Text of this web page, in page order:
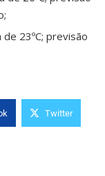
de 23ºC; previsão
Twitter